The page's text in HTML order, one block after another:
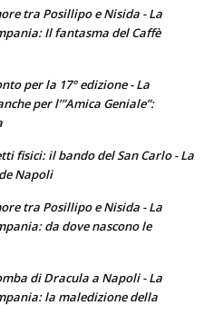
tra Posillipo e Nisida - La
Il fantasma del Caffè
per la 17° edizione - La
per l’”Amica Geniale”:
fisici: il bando del San Carlo - La
Napoli
tra Posillipo e Nisida - La
da dove nascono le
di Dracula a Napoli - La
la maledizione della